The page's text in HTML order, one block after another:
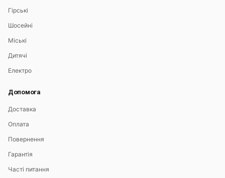
Гірські
Шосейні
Міські
Дитячі
Електро
Допомога
Доставка
Оплата
Повернення
Гарантія
Часті питання